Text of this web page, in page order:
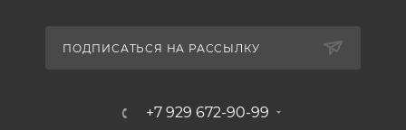
ПОДПИСАТЬСЯ НА РАССЫЛКУ
+7 929 672-90-99